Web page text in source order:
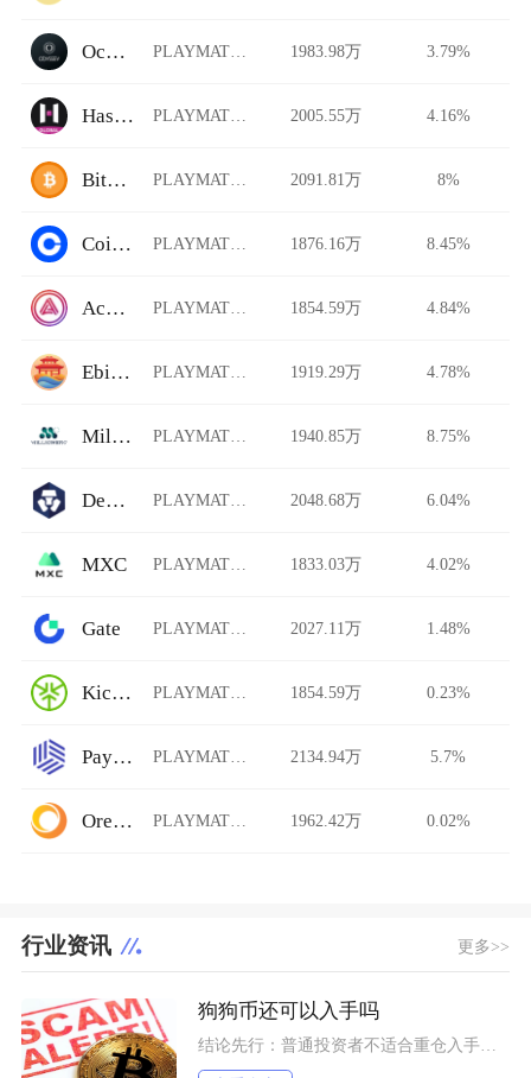
Ocnex PLAYMATES/USDT 1983.98万 3.79%
HashKey Global PLAYMATES/USDT 2005.55万 4.16%
BitFlip PLAYMATES/USDT 2091.81万 8%
Coinbase Pro PLAYMATES/USDT 1876.16万 8.45%
Acala Swap PLAYMATES/USDT 1854.59万 4.84%
Ebisu's Bay PLAYMATES/USDT 1919.29万 4.78%
Millionero PLAYMATES/USDT 1940.85万 8.75%
DeFi Swap PLAYMATES/USDT 2048.68万 6.04%
MXC PLAYMATES/USDT 1833.03万 4.02%
Gate PLAYMATES/USDT 2027.11万 1.48%
KickEX PLAYMATES/USDT 1854.59万 0.23%
Paymium PLAYMATES/USDT 2134.94万 5.7%
Ore.Bz PLAYMATES/USDT 1962.42万 0.02%
行业资讯 更多>>
狗狗币还可以入手吗
结论先行：普通投资者不适合重仓入手狗狗币，仅能拿出总资产极小比例做短期情绪博弈，长线持仓性